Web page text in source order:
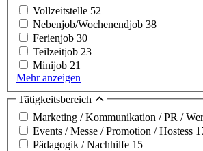
Vollzeitstelle 52
Nebenjob/Wochenendjob 38
Ferienjob 30
Teilzeitjob 23
Minijob 21
Mehr anzeigen
Tätigkeitsbereich
Marketing / Kommunikation / PR /
Events / Messe / Promotion / Hostess
Pädagogik / Nachhilfe 15